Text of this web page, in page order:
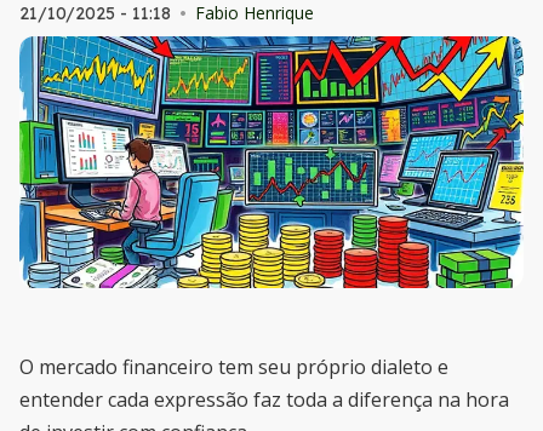
21/10/2025 - 11:18 • Fabio Henrique
O mercado financeiro tem seu próprio dialeto e
entender cada expressão faz toda a diferença na hora